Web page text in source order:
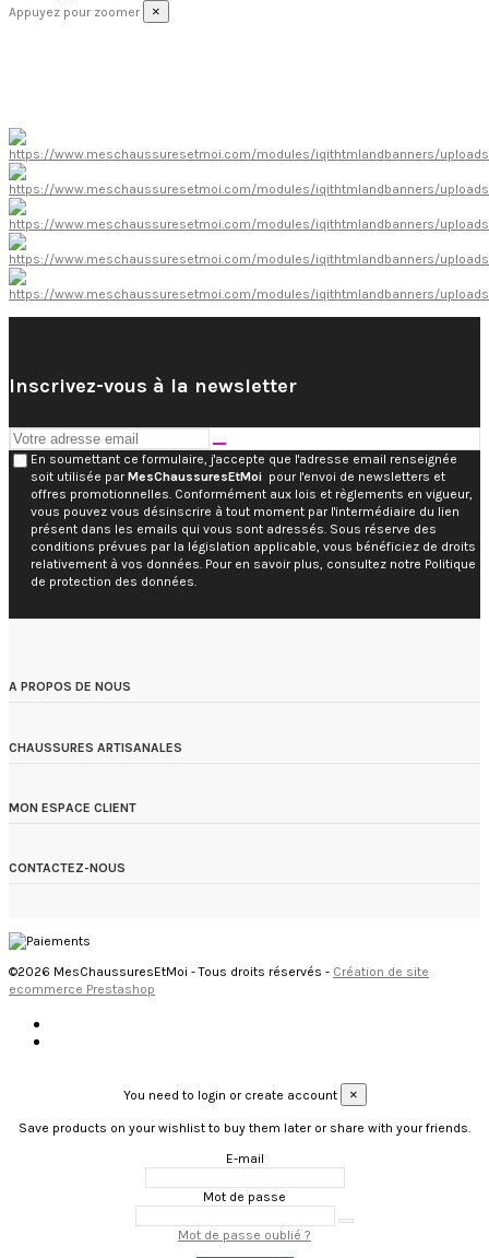
Appuyez pour zoomer
×
Inscrivez-vous à la newsletter
En soumettant ce formulaire, j'accepte que l'adresse email renseignée
soit utilisée parMesChaussuresEtMoi pour l'envoi de newsletters et
offres promotionnelles. Conformément aux lois et règlements en vigueur,
vous pouvez vous désinscrire à tout moment par l'intermédiaire du lien
présent dans les emails qui vous sont adressés. Sous réserve des
conditions prévues par la législation applicable, vous bénéficiez de droits
relativement à vos données. Pour en savoir plus, consultez notre Politique
de protection des données.
A PROPOS DE NOUS
CHAUSSURES ARTISANALES
MON ESPACE CLIENT
CONTACTEZ-NOUS
©2026 MesChaussuresEtMoi - Tous droits réservés - Création de site
ecommerce Prestashop
You need to login or create account ×
Save products on your wishlist to buy them later or share with your friends.
E-mail
Mot de passe
Mot de passe oublié ?